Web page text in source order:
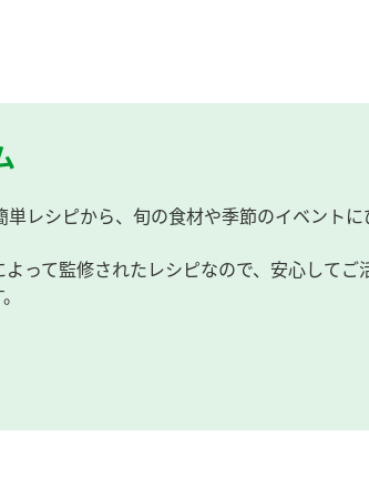
レシピから、旬の食材や季節のイベント
って監修されたレシピなので、安心してご